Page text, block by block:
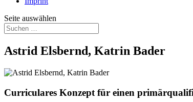
Seite auswählen
Astrid Elsbernd, Katrin Bader
Curriculares Konzept für einen